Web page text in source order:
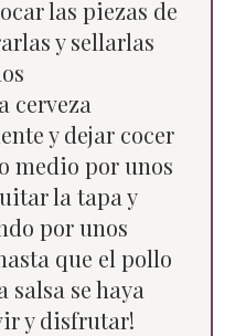
las piezas de
y sellarlas
cerveza
y dejar cocer
medio por unos
la tapa y
por unos
que el pollo
salsa se haya
y disfrutar!